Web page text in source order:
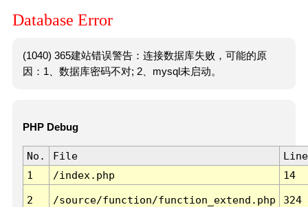
Database Error
(1040) 365建站错误警告：连接数据库失败，可能的原
因：1、数据库密码不对; 2、mysql未启动。
PHP Debug
No. File
Line
1
/index.php 14
2 /source/function/function_extend.php 324